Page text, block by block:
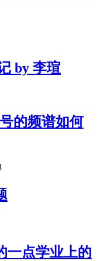
by 李瑄
的频谱如何
一点学业上的